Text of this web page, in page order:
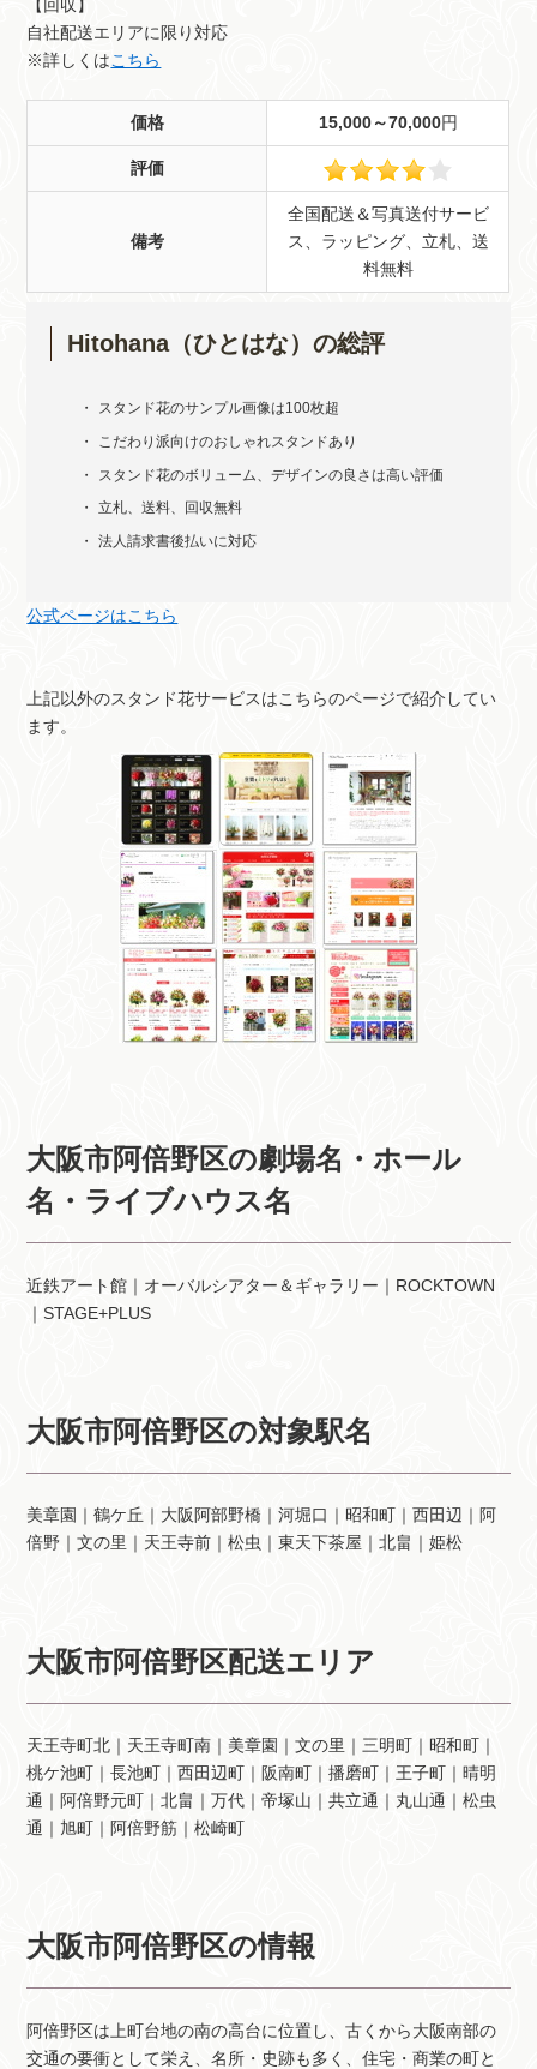
【回収】
自社配送エリアに限り対応
※詳しくはこちら
価格 15,000～70,000円
評価
備考
全国配送＆写真送付サービ
ス、ラッピング、立札、送
料無料
Hitohana（ひとはな）の総評
スタンド花のサンプル画像は100枚超
こだわり派向けのおしゃれスタンドあり
スタンド花のボリューム、デザインの良さは高い評価
立札、送料、回収無料
法人請求書後払いに対応
公式ページはこちら
上記以外のスタンド花サービスはこちらのページで紹介してい
ます。
大阪市阿倍野区の劇場名・ホール
名・ライブハウス名
近鉄アート館｜オーバルシアター＆ギャラリー｜ROCKTOWN
｜STAGE+PLUS
大阪市阿倍野区の対象駅名
美章園｜鶴ケ丘｜大阪阿部野橋｜河堀口｜昭和町｜西田辺｜阿
倍野｜文の里｜天王寺前｜松虫｜東天下茶屋｜北畠｜姫松
大阪市阿倍野区配送エリア
天王寺町北｜天王寺町南｜美章園｜文の里｜三明町｜昭和町｜
桃ケ池町｜長池町｜西田辺町｜阪南町｜播磨町｜王子町｜晴明
通｜阿倍野元町｜北畠｜万代｜帝塚山｜共立通｜丸山通｜松虫
通｜旭町｜阿倍野筋｜松崎町
大阪市阿倍野区の情報
阿倍野区は上町台地の南の高台に位置し、古くから大阪南部の
交通の要衝として栄え、名所・史跡も多く、住宅・商業の町と